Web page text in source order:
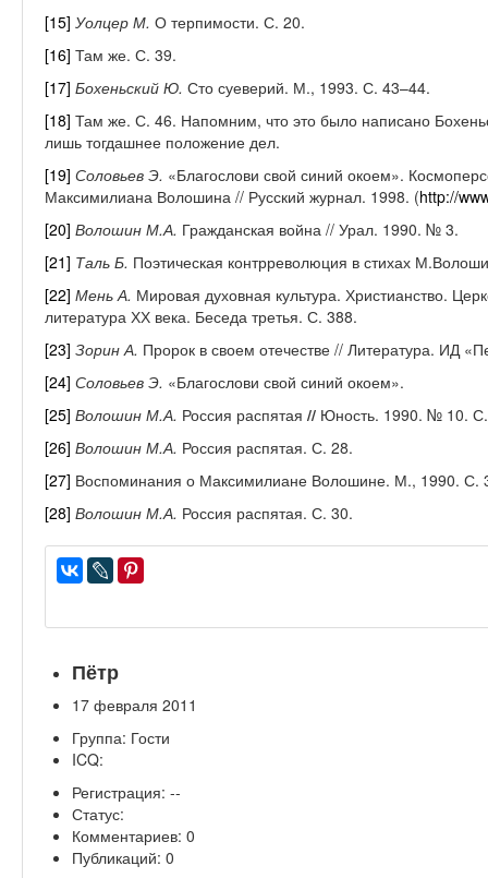
[15] Уолцер М. О терпимости. С. 20.
[16] Там же. С. 39.
[17] Бохеньский Ю. Сто суеверий. М., 1993. С. 43–44.
[18] Там же. С. 46. Напомним, что это было написано
лишь тогдашнее положение дел.
[19] Соловьев Э. «Благослови свой синий окоем».
Максимилиана Волошина // Русский журнал. 1998. (http://
[20] Волошин М.А. Гражданская война // Урал. 1990. № 3.
[21] Таль Б. Поэтическая контрреволюция в стихах
[22] Мень А. Мировая духовная культура. Христианство.
литература ХХ века. Беседа третья. С. 388.
[23] Зорин А. Пророк в своем отечестве // Литература. ИД
[24] Соловьев Э. «Благослови свой синий окоем».
[25] Волошин М.А. Россия распятая // Юность. 1990. № 10.
[26] Волошин М.А. Россия распятая. С. 28.
[27] Воспоминания о Максимилиане Волошине. М., 1990. С.
[28] Волошин М.А. Россия распятая. С. 30.
Пётр
17 февраля 2011
Группа: Гости
ICQ:
Регистрация: --
Статус:
Комментариев: 0
Публикаций: 0